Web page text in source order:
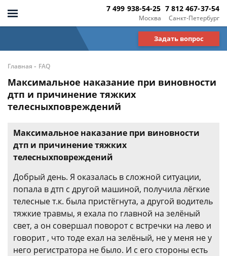
Москва
7 499 938-54-25
Санкт-Петербург
7 812 467-37-54
Задать вопрос
Главная - FAQ
Максимальное наказание при виновности
дтп и причинение тяжких
телесныхповреждений
Максимальное наказание при виновности
дтп и причинение тяжких
телесныхповреждений
Добрый день. Я оказалась в сложной ситуации,
попала в дтп с другой машиной, получила лёгкие
телесные т.к. была пристёгнута, а другой водитель
тяжкие травмы, я ехала по главной на зелёный
свет, а он совершал поворот с встречки на лево и
говорит , что тоде ехал на зелёный, не у меня не у
него регистратора не было. И с его стороны есть